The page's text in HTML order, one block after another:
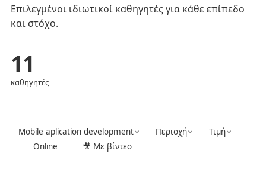
Επιλεγμένοι ιδιωτικοί καθηγητές για κάθε επίπεδο
και στόχο.
11
καθηγητές
Mobile aplication development Περιοχή
Τιμή
Online
🎥 Με βίντεο